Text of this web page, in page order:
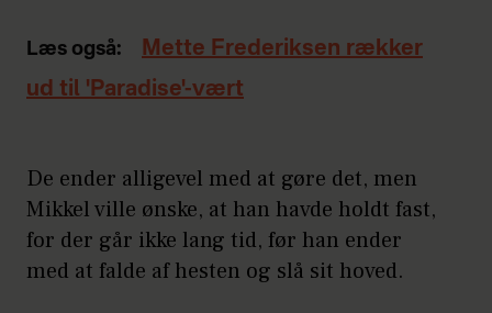
Læs også:
Mette Frederiksen rækker
ud til 'Paradise'-vært
De ender alligevel med at gøre det, men
Mikkel ville ønske, at han havde holdt fast,
for der går ikke lang tid, før han ender
med at falde af hesten og slå sit hoved.